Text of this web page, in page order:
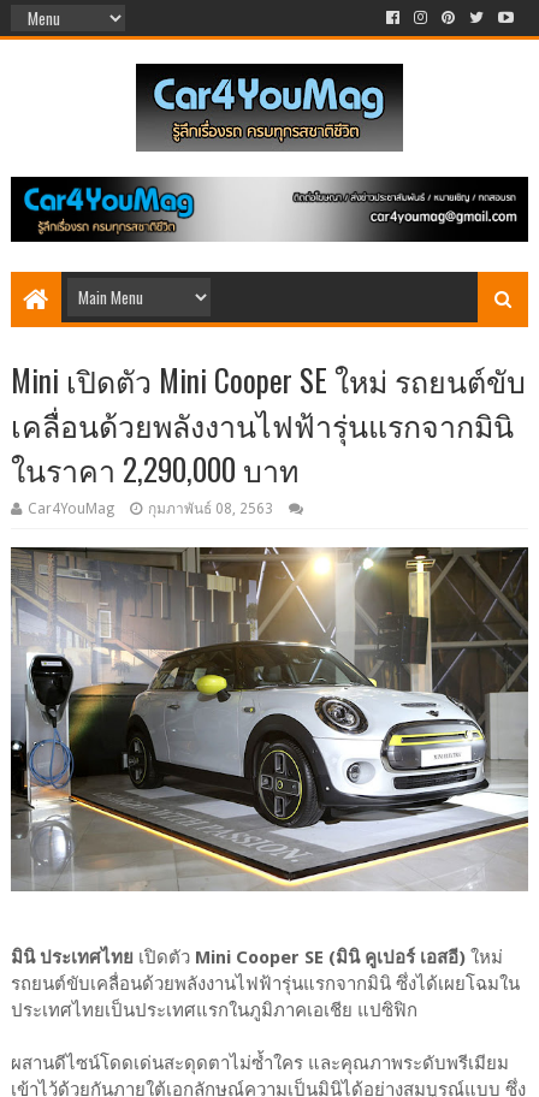
Mini เปิดตัว Mini Cooper SE ใหม่ รถยนต์ขับ
เคลื่อนด้วยพลังงานไฟฟ้ารุ่นแรกจากมินิ
ในราคา 2,290,000 บาท
Car4YouMag กุมภาพันธ์ 08, 2563
มินิ ประเทศไทย เปิดตัว Mini Cooper SE (มินิ คูเปอร์ เอสอี)ใหม่
รถยนต์ขับเคลื่อนด้วยพลังงานไฟฟ้ารุ่นแรกจากมินิ ซึ่งได้เผยโฉมใน
ประเทศไทยเป็นประเทศแรกในภูมิภาคเอเชีย แปซิฟิก
ผสานดีไซน์โดดเด่นสะดุดตาไม่ซ้ำใคร และคุณภาพระดับพรีเมียม
เข้าไว้ด้วยกันภายใต้เอกลักษณ์ความเป็นมินิได้อย่างสมบูรณ์แบบ ซึ่ง